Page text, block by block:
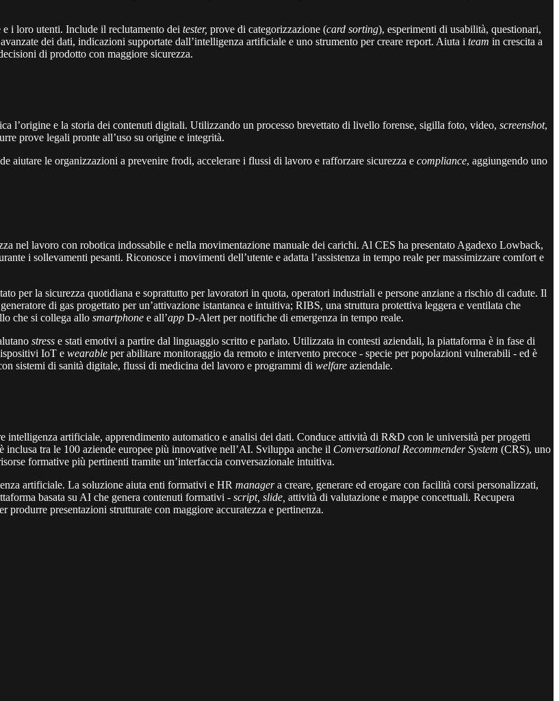
e i loro utenti. Include il reclutamento dei tester, prove di categorizzazione (card sorting), esperimenti di usabilità, questionari,
dei dati, indicazioni supportate dall’intelligenza artificiale e uno strumento per creare report. Aiuta i team in crescita a
di prodotto con maggiore sicurezza.
l’origine e la storia dei contenuti digitali. Utilizzando un processo brevettato di livello forense, sigilla foto, video, screenshot,
prove legali pronte all’uso su origine e integrità.
aiutare le organizzazioni a prevenire frodi, accelerare i flussi di lavoro e rafforzare sicurezza e compliance, aggiungendo uno
nel lavoro con robotica indossabile e nella movimentazione manuale dei carichi. Al CES ha presentato Agadexo Lowback,
i sollevamenti pesanti. Riconosce i movimenti dell’utente e adatta l’assistenza in tempo reale per massimizzare comfort e
per la sicurezza quotidiana e soprattutto per lavoratori in quota, operatori industriali e persone anziane a rischio di cadute. Il
di gas progettato per un’attivazione istantanea e intuitiva; RIBS, una struttura protettiva leggera e ventilata che
che si collega allo smartphone e all’app D-Alert per notifiche di emergenza in tempo reale.
stress e stati emotivi a partire dal linguaggio scritto e parlato. Utilizzata in contesti aziendali, la piattaforma è in fase di
IoT e wearable per abilitare monitoraggio da remoto e intervento precoce - specie per popolazioni vulnerabili - ed è
sistemi di sanità digitale, flussi di medicina del lavoro e programmi di welfare aziendale.
artificiale, apprendimento automatico e analisi dei dati. Conduce attività di R&D con le università per progetti
tra le 100 aziende europee più innovative nell’AI. Sviluppa anche il Conversational Recommender System (CRS), uno
formative più pertinenti tramite un’interfaccia conversazionale intuitiva.
artificiale. La soluzione aiuta enti formativi e HR managera creare, generare ed erogare con facilità corsi personalizzati,
basata su AI che genera contenuti formativi - script, slide, attività di valutazione e mappe concettuali. Recupera
presentazioni strutturate con maggiore accuratezza e pertinenza.